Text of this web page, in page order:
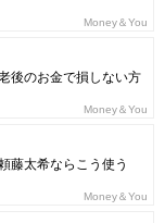
Money＆You
後のお金で損しない方
Money＆You
藤太希ならこう使う
Money＆You